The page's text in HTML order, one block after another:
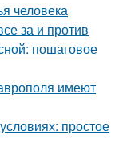
человека
за и против
пошаговое
имеют
простое